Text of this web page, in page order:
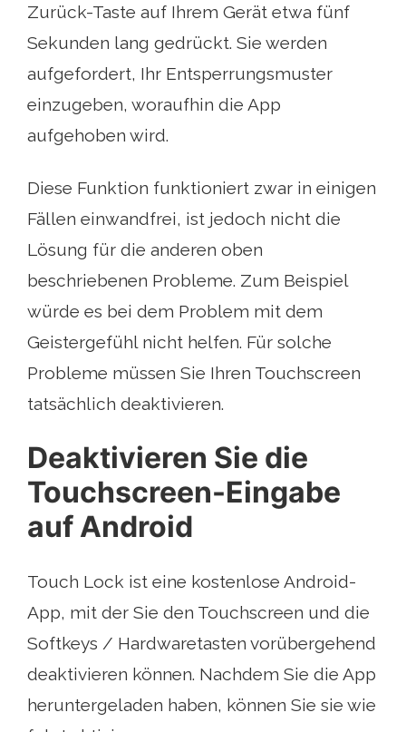
Zurück-Taste auf Ihrem Gerät etwa fünf
Sekunden lang gedrückt. Sie werden
aufgefordert, Ihr Entsperrungsmuster
einzugeben, woraufhin die App
aufgehoben wird.
Diese Funktion funktioniert zwar in einigen
Fällen einwandfrei, ist jedoch nicht die
Lösung für die anderen oben
beschriebenen Probleme. Zum Beispiel
würde es bei dem Problem mit dem
Geistergefühl nicht helfen. Für solche
Probleme müssen Sie Ihren Touchscreen
tatsächlich deaktivieren.
Deaktivieren Sie die
Touchscreen-Eingabe
auf Android
Touch Lock ist eine kostenlose Android-
App, mit der Sie den Touchscreen und die
Softkeys / Hardwaretasten vorübergehend
deaktivieren können. Nachdem Sie die App
heruntergeladen haben, können Sie sie wie